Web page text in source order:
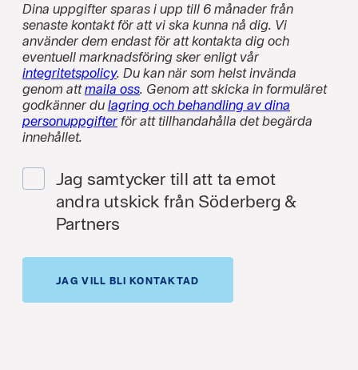
Dina uppgifter sparas i upp till 6 månader från
senaste kontakt för att vi ska kunna nå dig. Vi
använder dem endast för att kontakta dig och
eventuell marknadsföring sker enligt vår
integritetspolicy. Du kan när som helst invända
genom attmaila oss. Genom att skicka in formuläret
godkänner du lagring och behandling av dina
personuppgifter för att tillhandahålla det begärda
innehållet.
Jag samtycker till att ta emot
andra utskick från Söderberg &
Partners
JAG VILL BLI KONTAKTAD